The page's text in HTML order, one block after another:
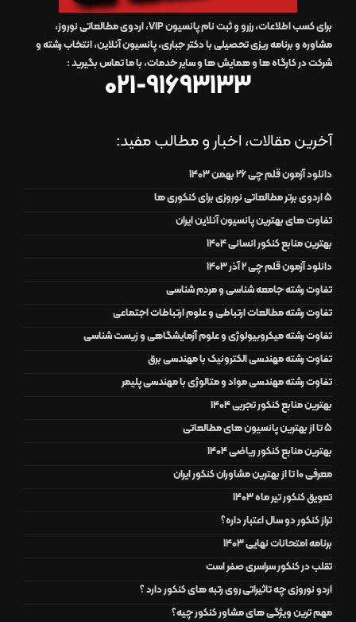
برای کسب اطلاعات، رزرو و ثبت نام پانسیون VIP، اردوی مطالعاتی نوروز،
مشاوره و برنامه ریزی تحصیلی با دکتر جباری، پانسیون آنلاین، انتخاب رشته و
شرکت در کارگاه ها و همایش ها و سایر خدمات،با ما تماس بگیرید:
021-91693133
آخرین مقالات، اخبار و مطالب مفید:
دانلود آزمون قلم چی 26 بهمن 1403
۵ اردوی برتر مطالعاتی نوروزی برای کنکوری ها
تفاوت های بهترین پانسیون آنلاین ایران
بهترین منابع کنکور انسانی 1404
دانلود آزمون قلم چی 2 آذر 1403
تفاوت رشته جامعه شناسی و مردم شناسی
تفاوت رشته مطالعات ارتباطی و علوم ارتباطات اجتماعی
تفاوت رشته میکروبیولوژی و علوم آزمایشگاهی و زیست شناسی
تفاوت رشته مهندسی الکترونیک با مهندسی برق
تفاوت رشته مهندسی مواد و متالوژی با مهندسی پلیمر
بهترین منابع کنکور تجربی 1404
5 تا از بهترین پانسیون های مطالعاتی
بهترین منابع کنکور ریاضی 1404
معرفی 10 تا از بهترین مشاوران کنکور ایران
تعویق کنکور تیر ماه 1403
تراز کنکور دو سال اعتبار داره؟
برنامه امتحانات نهایی 1403
تقلب در کنکور سراسری صفر است
اردو نوروزی چه تاثیراتی روی رتبه های کنکور دارد ؟
مهم ترین ویژگی های مشاور کنکور چیه؟